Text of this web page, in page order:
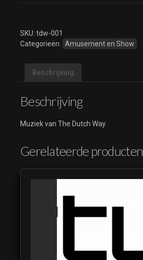
SKU: tdw-001
Categorieën: Amusement en Show
Beschrijving
Beschrijving
Muziek van The Dutch Way
Gerelateerde producten